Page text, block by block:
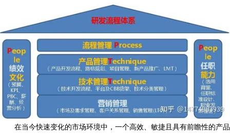
在当今快速变化的市场环境中，一个高效、敏捷且具有前瞻性的产品